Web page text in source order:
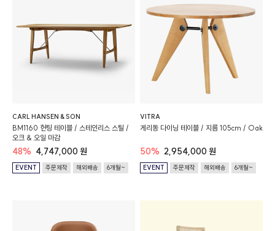
CARL HANSEN & SON
BM1160 헌팅 테이블 / 스테인리스 스틸 /
오크 & 오일 마감
48% 4,747,000 원
EVENT 주문제작 해외배송 6개월~
VITRA
게리동 다이닝 테이블 / 지름 105cm / Oak
50% 2,954,000 원
EVENT 주문제작 해외배송 6개월~